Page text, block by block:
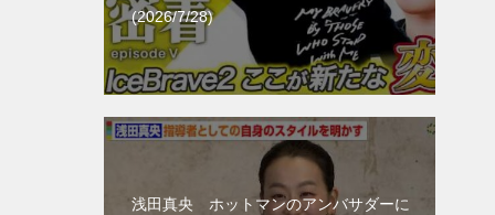
(2026/7/28)
浅田真央 ホットマンのアンバサダーに